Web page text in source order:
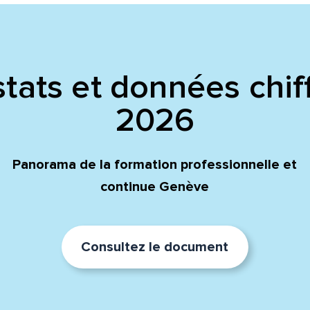
et données
2026
Panorama de la formation professionnelle et
continue Genève
Consultez le document